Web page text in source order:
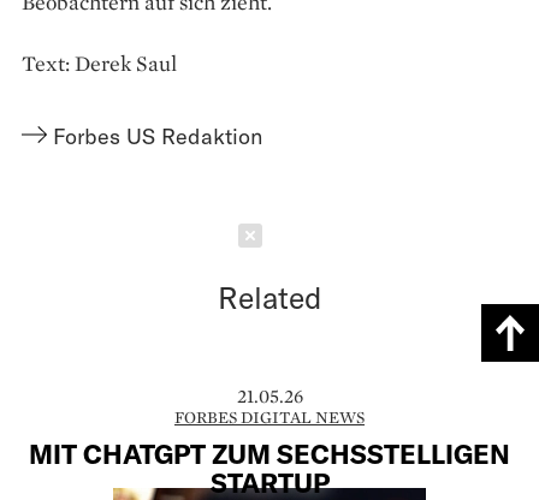
Text: Derek Saul
Forbes US Redaktion
Related
21.05.26
FORBES DIGITAL NEWS
MIT CHATGPT ZUM SECHSSTELLIGEN
STARTUP